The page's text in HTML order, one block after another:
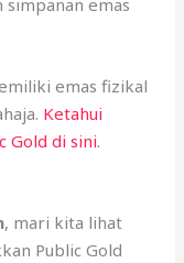
simpanan emas
emas fizikal
Ketahui
Gold di sini.
, mari kita lihat
Public Gold